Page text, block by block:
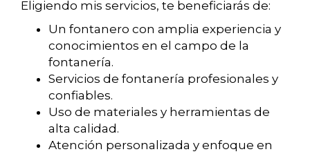
Eligiendo mis servicios, te beneficiarás de:
Un fontanero con amplia experiencia y
conocimientos en el campo de la
fontanería.
Servicios de fontanería profesionales y
confiables.
Uso de materiales y herramientas de
alta calidad.
Atención personalizada y enfoque en